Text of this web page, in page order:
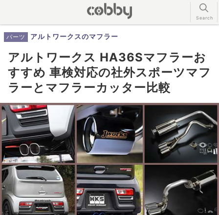
パーツ アルトワークスのマフラー
アルトワークス HA36Sマフラーお
すすめ 車検対応の社外スポーツマフ
ラーとマフラーカッター比較